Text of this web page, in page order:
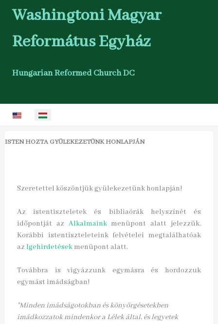
Washingtoni Magyar
Református Egyház
Hungarian Reformed Church DC
Válasszon nyelvet
ISTEN HOZTA GYÜLEKEZETÜNK HONLAPJÁN
Szeretettel köszöntjük gyülekezetünk honlapján!
Az istentiszteletek és bibliaórák helyszínét és
időpontját az Alkalmainkmenüpont alatt jelezzük.
Korábbi istentiszteleteink felvételei megtalálhatóak
az Igehirdetések menüpont alatt.
Továbbra is vigyázzunk egymásra és hordozzuk
egymást imádságban!
"Minden imádságotokban és könyörgésetekben
imádkozzatok mindenkor a Lélek által, és legyetek